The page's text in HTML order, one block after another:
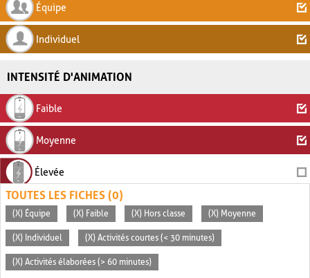
Équipe
Individuel
INTENSITÉ D'ANIMATION
Faible
Moyenne
Élevée
TOUTES LES FICHES (0)
(X) Équipe (X) Faible (X) Hors classe (X) Moyenne
(X) Individuel (X) Activités courtes (< 30 minutes)
(X) Activités élaborées (> 60 minutes)